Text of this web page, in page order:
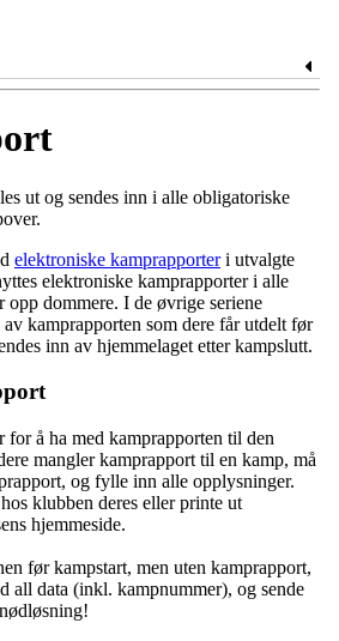
ut og sendes inn i alle obligatoriske
elektroniske kamprapporteri utvalgte
elektroniske kamprapporter i alle
opp dommere. I de øvrige seriene
kamprapporten som dere får utdelt før
inn av hjemmelaget etter kampslutt.
for å ha med kamprapporten til den
mangler kamprapport til en kamp, må
og fylle inn alle opplysninger.
klubben deres eller printe ut
hjemmeside.
før kampstart, men uten kamprapport,
all data (inkl. kampnummer), og sende